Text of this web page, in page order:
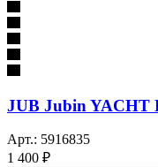
JUB Jubin YACHT
Арт.: 5916835
1 400 ₽